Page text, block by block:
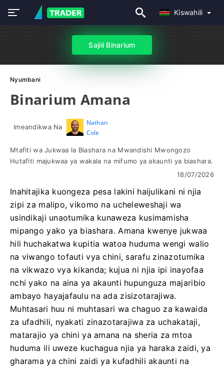
Kiswahili
Sajili Binarium
Nyumbani
Binarium Amana
Imeandikwa Na
Nathan
Cole
Mtafiti wa Jukwaa la Biashara na Mwandishi Mwongozo
Hutafiti majukwaa ya wakala na mifumo ya akaunti ya biashara.
18/07/2026
Inahitajika kuongeza pesa lakini haijulikani ni njia
zipi za malipo, vikomo na ucheleweshaji wa
usindikaji unaotumika kunaweza kusimamisha
mipango yako ya biashara. Amana kwenye jukwaa
hili huchakatwa kupitia watoa huduma wengi walio
na viwango tofauti vya chini, sarafu zinazotumika
na vikwazo vya kikanda; kujua ni njia ipi inayofaa
nchi yako na aina ya akaunti hupunguza majaribio
ambayo hayajafaulu na ada zisizotarajiwa.
Muhtasari huu ni muhtasari wa chaguo za kawaida
za ufadhili, nyakati zinazotarajiwa za uchakataji,
matarajio ya chini ya amana na sheria za mtoa
huduma ili uweze kuchagua njia ya haraka zaidi, ya
gharama ya chini zaidi ya kufadhili akaunti na